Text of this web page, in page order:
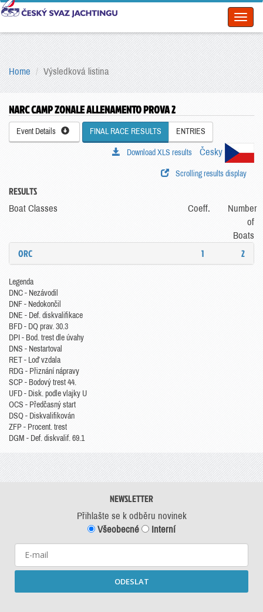
Home Výsledková listina
NARC CAMP ZONALE ALLENAMENTO PROVA 2
Event Details FINAL RACE RESULTS ENTRIES
Česky
Download XLS results
Scrolling results display
RESULTS
Boat Classes Coeff.
Number
of
Boats
ORC 1 2
Legenda
DNC - Nezávodil
DNF - Nedokončil
DNE - Def. diskvalifikace
BFD - DQ prav. 30.3
DPI - Bod. trest dle úvahy
DNS - Nestartoval
RET - Loď vzdala
RDG - Přiznání nápravy
SCP - Bodový trest 44.
UFD - Disk. podle vlajky U
OCS - Předčasný start
DSQ - Diskvalifikován
ZFP - Procent. trest
DGM - Def. diskvalif. 69.1
NEWSLETTER
Přihlašte se k odběru novinek
Všeobecné
Interní
ODESLAT